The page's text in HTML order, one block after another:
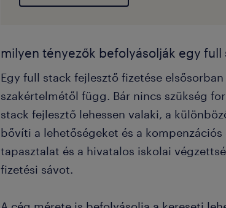
milyen tényezők befolyásolják egy
Egy full stack fejlesztő fizetése
szakértelmétől függ. Bár nincs szükség
stack fejlesztő lehessen valaki, a
bővíti a lehetőségeket és a
tapasztalat és a hivatalos iskolai
fizetési sávot.